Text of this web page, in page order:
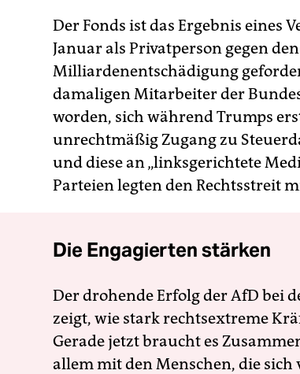
Der Fonds ist das Ergebnis eines
Januar als Privatperson gegen
Milliardenentschädigung
damaligen Mitarbeiter der
worden, sich während Trumps
unrechtmäßig Zugang zu
und diese an „linksgerichtete
Parteien legten den Rechtsstreit
Die Engagierten stärken
Der drohende Erfolg der AfD bei
zeigt, wie stark rechtsextreme
Gerade jetzt braucht es
allem mit den Menschen, die